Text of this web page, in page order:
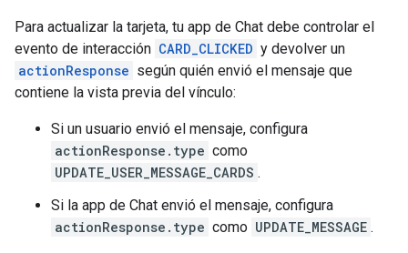
Para actualizar la tarjeta, tu app de Chat debe controlar el
evento de interacción CARD_CLICKED y devolver un
actionResponse según quién envió el mensaje que
contiene la vista previa del vínculo:
Si un usuario envió el mensaje, configura
actionResponse.type como
UPDATE_USER_MESSAGE_CARDS .
Si la app de Chat envió el mensaje, configura
actionResponse.type como UPDATE_MESSAGE .